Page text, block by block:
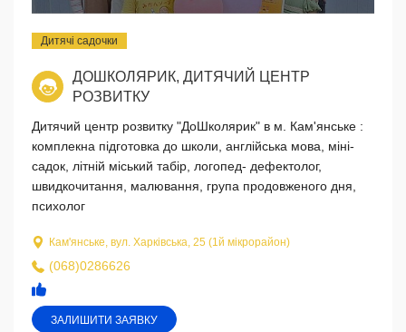
Дитячі садочки
ДОШКОЛЯРИК, ДИТЯЧИЙ ЦЕНТР
РОЗВИТКУ
Дитячий центр розвитку "ДоШколярик" в м. Кам'янське :
комплекна підготовка до школи, англійська мова, міні-
садок, літній міський табір, логопед- дефектолог,
швидкочитання, малювання, група продовженого дня,
психолог
Кам'янське, вул. Харківська, 25 (1й мікрорайон)
(068)0286626
ЗАЛИШИТИ ЗАЯВКУ